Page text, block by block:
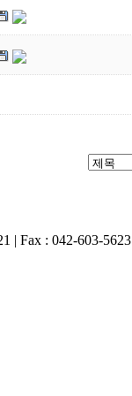
| Fax : 042-603-5623